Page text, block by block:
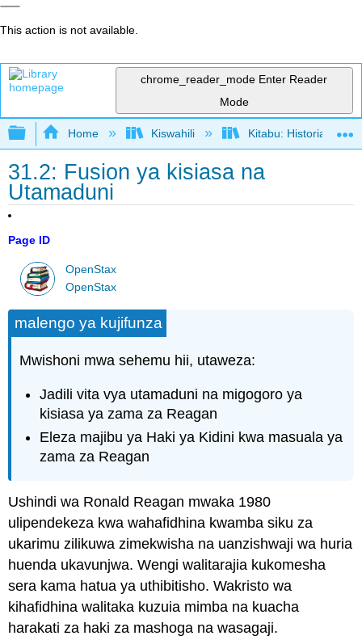
This action is not available.
chrome_reader_mode Enter Reader
Mode
Expand/collapse global hierarchy
Home Kiswahili Kitabu: Historia ya
31.2: Fusion ya kisiasa na
Utamaduni
Page ID
OpenStax
OpenStax
malengo ya kujifunza
Mwishoni mwa sehemu hii, utaweza:
Jadili vita vya utamaduni na migogoro ya
kisiasa ya zama za Reagan
Eleza majibu ya Haki ya Kidini kwa masuala ya
zama za Reagan
Ushindi wa Ronald Reagan mwaka 1980
ulipendekeza kwa wahafidhina kwamba siku za
ukarimu zilikuwa zimekwisha na uanzishwaji wa huria
huenda ukavunjwa. Wengi walitarajia kukomesha
sera kama hatua ya uthibitisho. Wakristo wa
kihafidhina walitaka kuzuia mimba na kuacha
harakati za haki za mashoga na wasagaji.